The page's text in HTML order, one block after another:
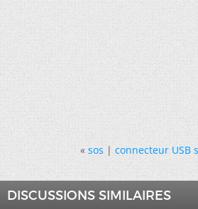
« sos|connecteur USB
DISCUSSIONS SIMILAIRES